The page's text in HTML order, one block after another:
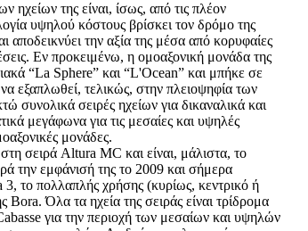
ηχείων της είναι, ίσως, από τις πλέον
υψηλού κόστους βρίσκει τον δρόμο της
αποδεικνύει την αξία της μέσα από κορυφαίες
Εν προκειμένω, η ομοαξονική μονάδα της
“La Sphere” και “L'Ocean” και μπήκε σε
να εξαπλωθεί, τελικώς, στην πλειοψηφία των
συνολικά σειρές ηχείων για δικαναλικά και
μεγάφωνα για τις μεσαίες και υψηλές
μονάδες.
σειρά Altura MC και είναι, μάλιστα, το
την εμφάνισή της το 2009 και σήμερα
το πολλαπλής χρήσης (κυρίως, κεντρικό ή
Όλα τα ηχεία της σειράς είναι τρίδρομα
για την περιοχή των μεσαίων και υψηλών